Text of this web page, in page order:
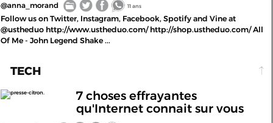
@anna_morand 11 ans
Follow us on Twitter, Instagram, Facebook, Spotify and Vine at
@ustheduo http://www.ustheduo.com/ http://shop.ustheduo.com/ All
Of Me - John Legend Shake ...
TECH
presse-citron.
7 choses effrayantes
qu'Internet connait sur vous